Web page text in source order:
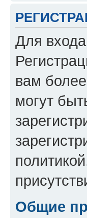
Для
вам
могут
Общие